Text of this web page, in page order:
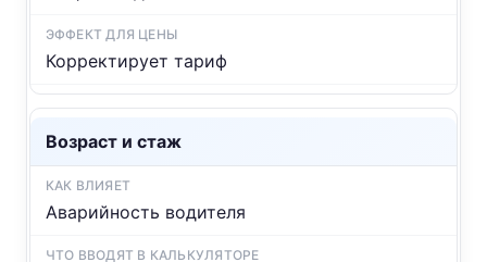
Корректирует тариф
Возраст и стаж
Аварийность водителя